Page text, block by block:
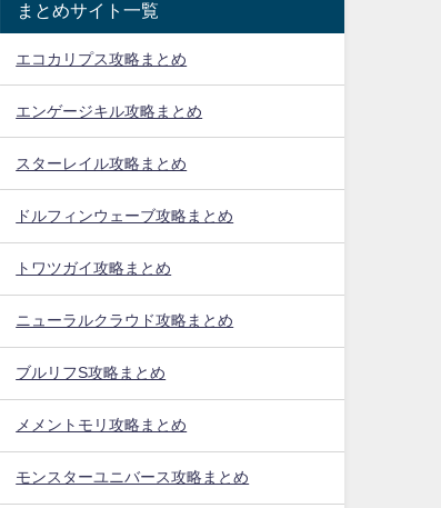
まとめサイト一覧
エコカリプス攻略まとめ
エンゲージキル攻略まとめ
スターレイル攻略まとめ
ドルフィンウェーブ攻略まとめ
トワツガイ攻略まとめ
ニューラルクラウド攻略まとめ
ブルリフS攻略まとめ
メメントモリ攻略まとめ
モンスターユニバース攻略まとめ